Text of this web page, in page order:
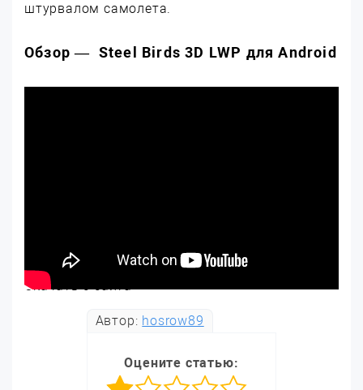
штурвалом самолета.
Обзор — Steel Birds 3D LWP для Android
Скачать с сайта
Автор: hosrow89
Оцените статью: